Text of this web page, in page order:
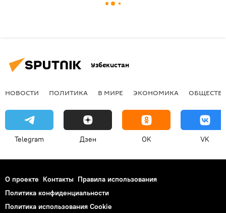
Узбекистан
НОВОСТИ ПОЛИТИКА В МИРЕ ЭКОНОМИКА
Telegram Дзен OK VK
О проекте Контакты Правила использования
Политика конфиденциальности
Политика использования Cookie